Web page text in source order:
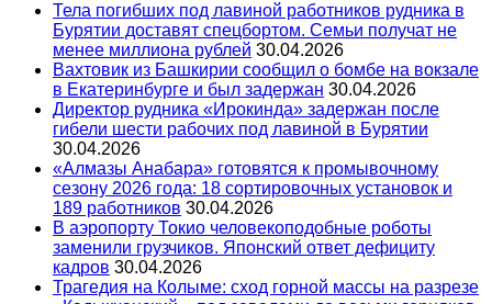
Тела погибших под лавиной работников рудника в
Бурятии доставят спецбортом. Семьи получат не
менее миллиона рублей 30.04.2026
Вахтовик из Башкирии сообщил о бомбе на вокзале
в Екатеринбурге и был задержан 30.04.2026
Директор рудника «Ирокинда» задержан после
гибели шести рабочих под лавиной в Бурятии
30.04.2026
«Алмазы Анабара» готовятся к промывочному
сезону 2026 года: 18 сортировочных установок и
189 работников 30.04.2026
В аэропорту Токио человекоподобные роботы
заменили грузчиков. Японский ответ дефициту
кадров 30.04.2026
Трагедия на Колыме: сход горной массы на разрезе